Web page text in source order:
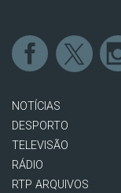
NOTÍCIAS
DESPORTO
TELEVISÃO
RÁDIO
RTP ARQUIVOS